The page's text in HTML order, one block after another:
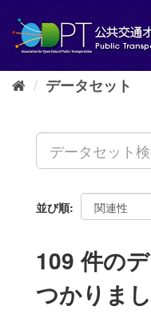
し
データセット
並び順
109 件の
つかりま